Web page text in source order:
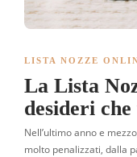
LISTA NOZZE
La Lista
desideri
Nell’ultimo anno e
molto penalizzati, dalla